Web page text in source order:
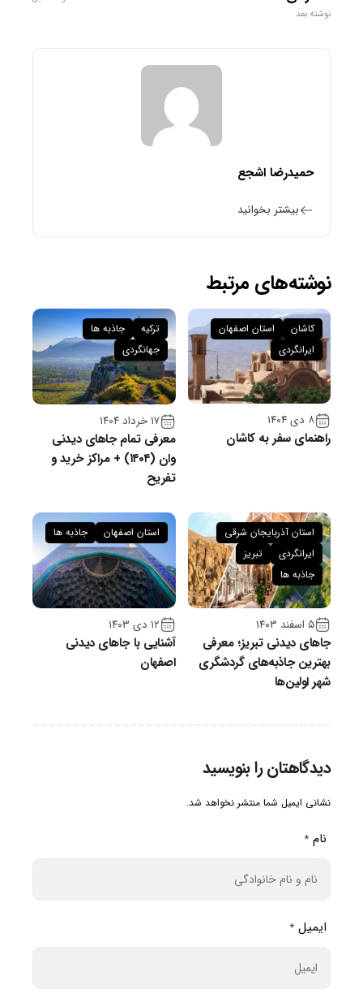
نوشته بعد
حمیدرضا اشجع
بیشتر بخوانید
نوشته‌های مرتبط
۸ دی ۱۴۰۴
راهنمای سفر به کاشان
کاشان
استان اصفهان
ایرانگردی
۱۷ خرداد ۱۴۰۴
معرفی تمام جاهای دیدنی
وان (۱۴۰۴) + مراکز خرید و
تفریح
ترکیه
جاذبه ها
جهانگردی
۵ اسفند ۱۴۰۳
جاهای دیدنی تبریز؛ معرفی
بهترین جاذبه‌های گردشگری
شهر اولین‌ها
استان آذربایجان شرقی
ایرانگردی
تبریز
جاذبه ها
۱۲ دی ۱۴۰۳
آشنایی با جاهای دیدنی
اصفهان
استان اصفهان جاذبه ها
دیدگاهتان را بنویسید
نشانی ایمیل شما منتشر نخواهد شد.
نام *
ایمیل *